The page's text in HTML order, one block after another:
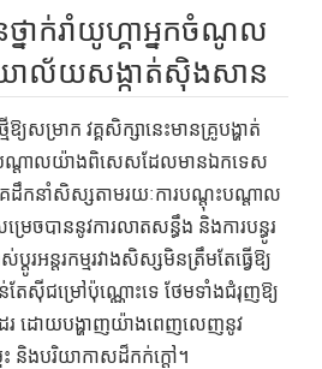
នាក់រាំយូហ្គាអ្នកចំណូល
យាល័យសង្កាត់ស៊ិងសាន
ម្រាក វគ្គសិក្សានេះមានគ្រូបង្ហាត់
ណ្តាលយ៉ាងពិសេសដែលមានឯកទេស
េដឹកនាំសិស្សតាមរយៈការបណ្តុះបណ្តាល
េចបាននូវការលាតសន្ធឹង និងការបន្ធូរ
តូរអន្តរកម្មរវាងសិស្សមិនត្រឹមតែធ្វើឱ្យ
ែស៊ីជម្រៅប៉ុណ្ណោះទេ ថែមទាំងជំរុញឱ្យ
ែរ ដោយបង្ហាញយ៉ាងពេញលេញនូវ
និងបរិយាកាសដ៏កក់ក្តៅ។